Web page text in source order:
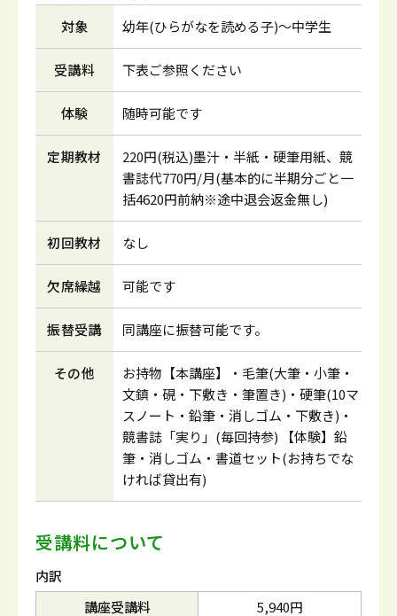
対象 幼年(ひらがなを読める子)～中学生
受講料 下表ご参照ください
体験 随時可能です
定期教材
220円(税込)墨汁・半紙・硬筆用紙、競
書誌代770円/月(基本的に半期分ごと一
括4620円前納※途中退会返金無し)
初回教材 なし
欠席繰越 可能です
振替受講 同講座に振替可能です。
その他
お持物【本講座】・毛筆(大筆・小筆・
文鎮・硯・下敷き・筆置き)・硬筆(10マ
スノート・鉛筆・消しゴム・下敷き)・
競書誌「実り」(毎回持参) 【体験】鉛
筆・消しゴム・書道セット(お持ちでな
ければ貸出有)
受講料について
内訳
講座受講料
5,940円